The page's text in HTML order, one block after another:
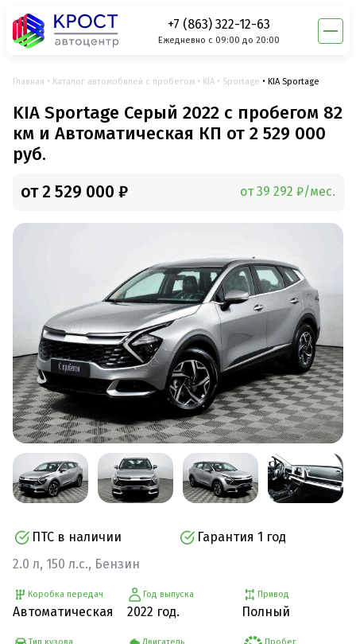
+7 (863) 322-12-63
Ежедневно с 09:00 до 20:00
Главная Каталог автомобилей с пробегом KIA Sportage KIA Sportage
KIA Sportage Серый 2022 с пробегом 82
км и Автоматическая КП от 2 529 000
руб.
от 2 529 000 ₽ от 39 292 ₽/мес.
ПТС в наличии
Гарантия 1 год
2.0 л, 150 л.с., Бензин
Коробка передач
Автоматическая
Год выпуска
2022 год.
Привод
Полный